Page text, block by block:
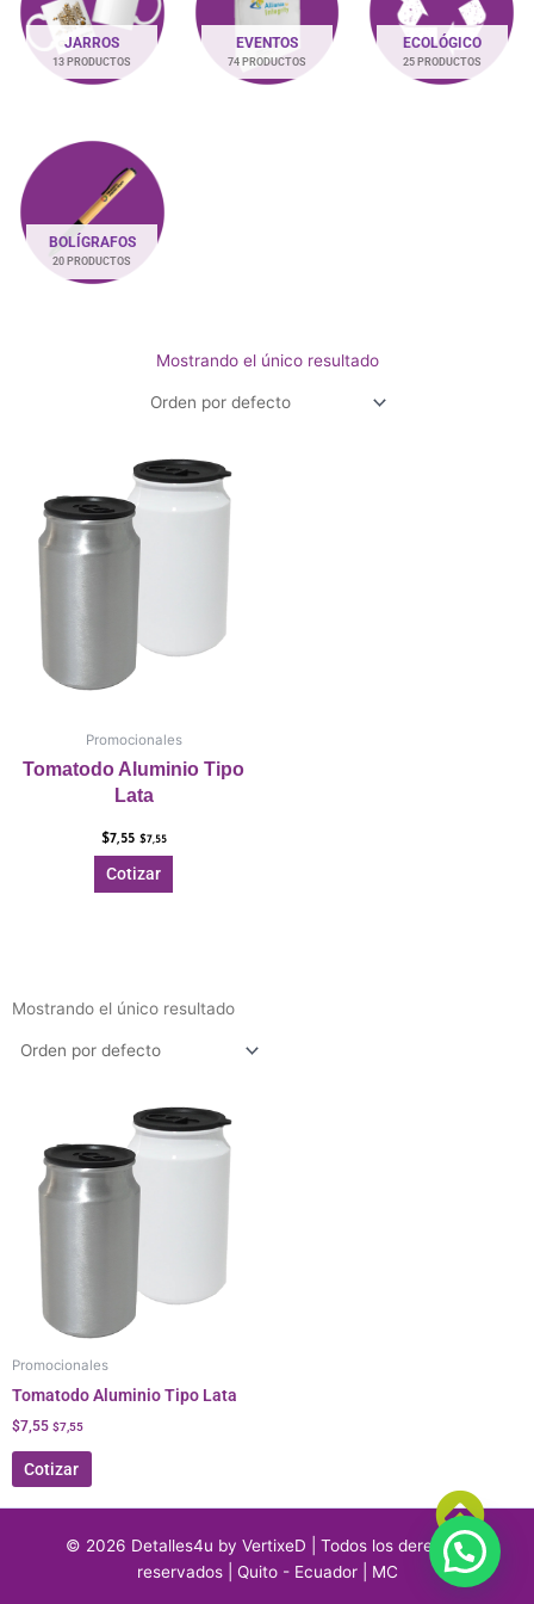
JARROS
13 PRODUCTOS
EVENTOS
74 PRODUCTOS
ECOLÓGICO
25 PRODUCTOS
BOLÍGRAFOS
20 PRODUCTOS
Mostrando el único resultado
Promocionales
Tomatodo Aluminio Tipo
Lata
$7,55 $7,55
Cotizar
Mostrando el único resultado
Promocionales
Tomatodo Aluminio Tipo Lata
$7,55 $7,55
Cotizar
© 2026 Detalles4u by VertixeD | Todos los derechos
reservados | Quito - Ecuador | MC